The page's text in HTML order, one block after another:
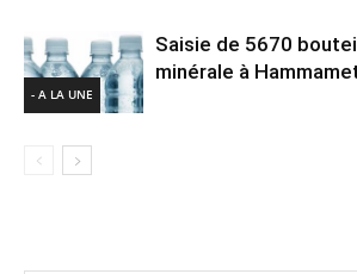
- A LA UNE
Saisie de 5670
minérale à